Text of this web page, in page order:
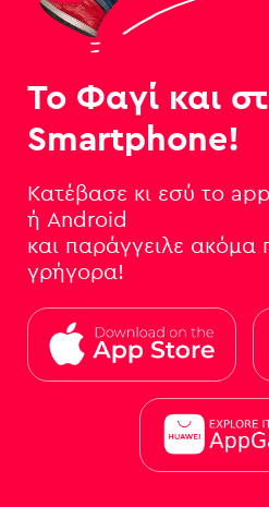
Το Φαγί και
Smartphone!
Κατέβασε κι εσύ το
ή Android
και παράγγειλε ακόμα
γρήγορα!